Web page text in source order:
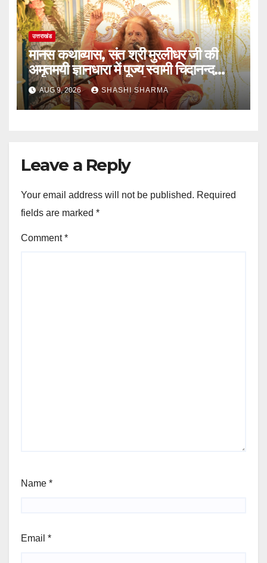
उत्तराखंड
मानस कथाव्यास, संत श्री मुरलीधर जी की
अमृतमयी ज्ञानधारा में पूज्य स्वामी चिदानन्द
सरस्वती जी का पावन सान्निध्य
AUG 9, 2026 SHASHI SHARMA
Leave a Reply
Your email address will not be published. Required
fields are marked *
Comment*
Name *
Email *